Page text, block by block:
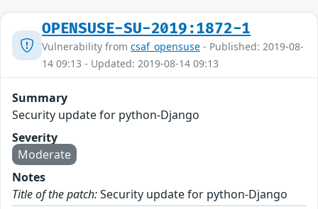
OPENSUSE-SU-2019:1872-1
Vulnerability from csaf_opensuse - Published: 2019-08-
14 09:13 - Updated: 2019-08-14 09:13
Summary
Security update for python-Django
Severity
Moderate
Notes
Title of the patch:Security update for python-Django